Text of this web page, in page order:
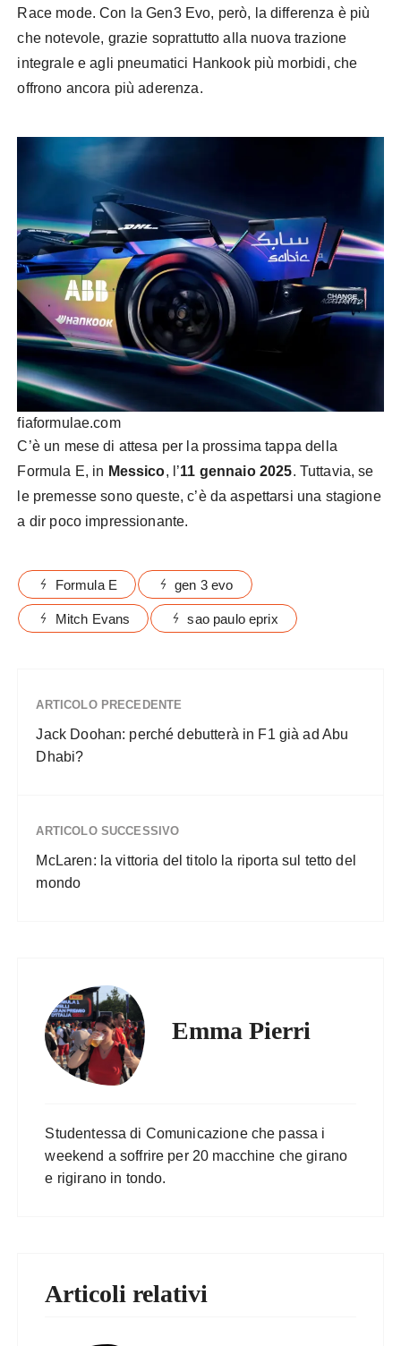
Race mode. Con la Gen3 Evo, però, la differenza è più
che notevole, grazie soprattutto alla nuova trazione
integrale e agli pneumatici Hankook più morbidi, che
offrono ancora più aderenza.
fiaformulae.com
C’è un mese di attesa per la prossima tappa della
Formula E, in Messico, l’11 gennaio 2025. Tuttavia, se
le premesse sono queste, c’è da aspettarsi una stagione
a dir poco impressionante.
Formula E gen 3 evo
Mitch Evans sao paulo eprix
ARTICOLO PRECEDENTE
Jack Doohan: perché debutterà in F1 già ad Abu
Dhabi?
ARTICOLO SUCCESSIVO
McLaren: la vittoria del titolo la riporta sul tetto del
mondo
Emma Pierri
Studentessa di Comunicazione che passa i
weekend a soffrire per 20 macchine che girano
e rigirano in tondo.
Articoli relativi